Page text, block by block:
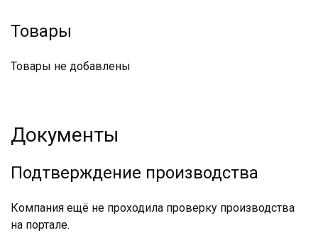
Товары
Товары не добавлены
Документы
Подтверждение производства
Компания ещё не проходила проверку производства
на портале.